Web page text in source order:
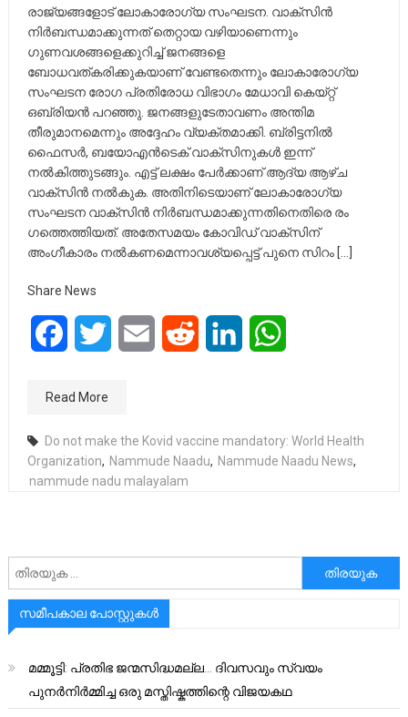
രാജ്യങ്ങളോട് ലോകാരോഗ്യ സംഘടന. വാക്സിൻ
നിർബന്ധമാക്കുന്നത് തെറ്റായ വഴിയാണെന്നും
ഗുണവശങ്ങളെക്കുറിച്ച് ജനങ്ങളെ
ബോധവത്കരിക്കുകയാണ് വേണ്ടതെന്നും ലോകാരോഗ്യ
സംഘടന രോഗ പ്രതിരോധ വിഭാഗം മേധാവി കെയ്റ്റ്
ഒബ്രിയൻ പറഞ്ഞു. ജനങ്ങളുടേതാവണം അന്തിമ
തീരുമാനമെന്നും അദ്ദേഹം വ്യക്തമാക്കി. ബ്രിട്ടനിൽ
ഫൈസർ, ബയോഎൻടെക് വാക്സിനുകൾ ഇന്ന്
നൽകിത്തുടങ്ങും. എട്ട് ലക്ഷം പേർക്കാണ് ആദ്യ ആഴ്ച
വാക്സിൻ നൽകുക. അതിനിടെയാണ് ലോകാരോ​ഗ്യ
സംഘടന വാക്സിൻ നിർബന്ധമാക്കുന്നതിനെതിരെ രം​
ഗത്തെത്തിയത്. അതേസമയം കോവിഡ് വാക്സിന്
അംഗീകാരം നൽകണമെന്നാവശ്യപ്പെട്ട് പുനെ സിറം […]
Share News
FacebookTwitter Email Reddit LinkedIn
Read More
Do not make the Kovid vaccine mandatory: World Health
Organization, Nammude Naadu, Nammude Naadu News,
nammude nadu malayalam
അനേഷിക്കുക
സമീപകാല പോസ്റ്റുകൾ
മമ്മൂട്ടി: പ്രതിഭ ജന്മസിദ്ധമല്ല… ദിവസവും സ്വയം
പുനർനിർമ്മിച്ച ഒരു മസ്തിഷ്കത്തിന്റെ വിജയകഥ